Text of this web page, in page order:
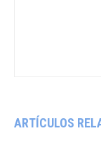
ARTÍCULOS